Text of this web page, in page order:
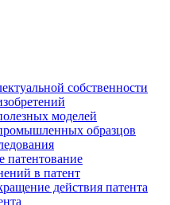
собственности
моделей
образцов
патентование
в патент
действия патента